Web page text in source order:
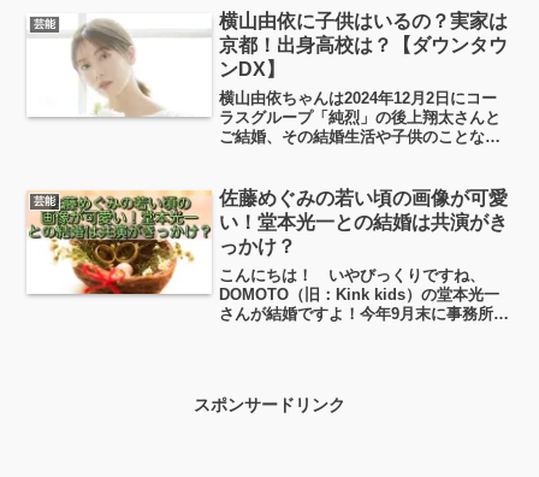
限り、松村沙友理ちゃん、とてもテキパ
キとまるでプロの厨房の...
芸能
横山由依に子供はいるの？実家は
京都！出身高校は？【ダウンタウ
ンDX】
横山由依ちゃんは2024年12月2日にコー
ラスグループ「純烈」の後上翔太さんと
ご結婚、その結婚生活や子供のことな
生活などなどについて調べていきたいと
思います！
芸能
佐藤めぐみの若い頃の画像が可愛
い！堂本光一との結婚は共演がき
っかけ？
こんにちは！ いやびっくりですね、
DOMOTO（旧：Kink kids）の堂本光一
さんが結婚ですよ！今年9月末に事務所を
んの若い頃の画像、見てみましょう！
スポンサードリンク